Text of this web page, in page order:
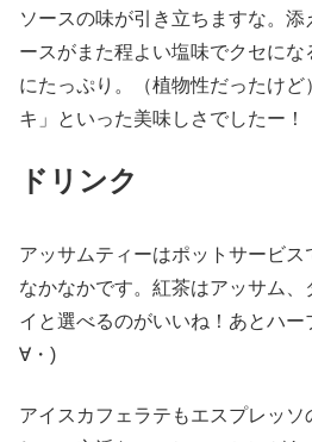
ソースの味が引き立ちますな。
ースがまた程よい塩味でクセにな
にたっぷり。（植物性だったけ
キ」といった美味しさでしたー！
ドリンク
アッサムティーはポットサービス
なかなかです。紅茶はアッサム
イと選べるのがいいね！あとハー
∀・)
アイスカフェラテもエスプレッ